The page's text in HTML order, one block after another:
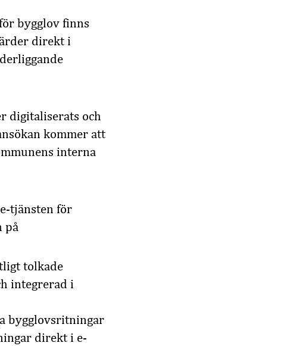
bygglov finns
direkt i
digitaliserats och
kommer att
interna
tjänsten för
på
tolkade
integrerad i
bygglovsritningar
direkt i e-